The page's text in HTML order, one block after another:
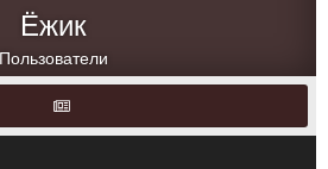
Ёжик
Пользователи